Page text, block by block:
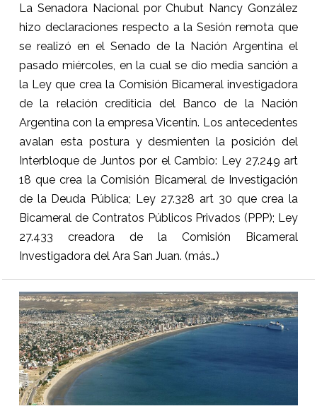
La Senadora Nacional por Chubut Nancy González
hizo declaraciones respecto a la Sesión remota que
se realizó en el Senado de la Nación Argentina el
pasado miércoles, en la cual se dio media sanción a
la Ley que crea la Comisión Bicameral investigadora
de la relación crediticia del Banco de la Nación
Argentina con la empresa Vicentín. Los antecedentes
avalan esta postura y desmienten la posición del
Interbloque de Juntos por el Cambio: Ley 27.249 art
18 que crea la Comisión Bicameral de Investigación
de la Deuda Pública; Ley 27.328 art 30 que crea la
Bicameral de Contratos Públicos Privados (PPP); Ley
27.433 creadora de la Comisión Bicameral
Investigadora del Ara San Juan. (más…)